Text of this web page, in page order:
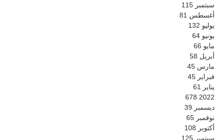
سبتمبر 115
أغسطس 81
يوليو 132
يونيو 64
مايو 66
أبريل 58
مارس 45
فبراير 45
يناير
61
2022
678
ديسمبر 39
نوفمبر 65
أكتوبر 108
سبتمبر 125